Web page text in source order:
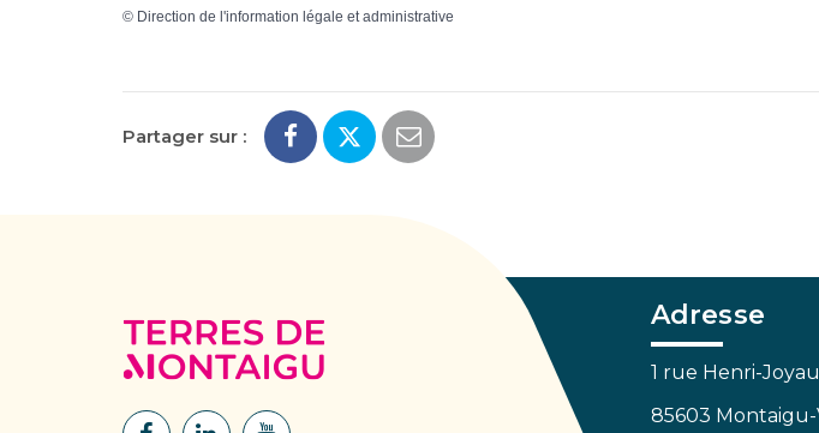
© Direction de l'information légale et administrative
Partager sur :
Adresse
1 rue Henri-Joyau
85603